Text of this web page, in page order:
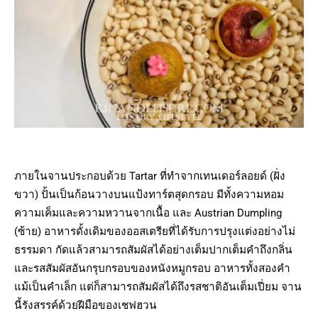
ภายในจานประกอบด้วย Tartar ที่ทำจากเทนเดอร์ลอยด์ (ฝั่ง
ขวา) ปั้นเป็นก้อนวางบนแป้งทาร์ตสุดกรอบ มีทั้งความหอม
ความเค็มและความหวานจากเนื้อ และ Austrian Dumpling
(ซ้าย) อาหารดั้งเดิมของออสเตรียที่ได้รับการปรุงแต่งอย่างไม่
ธรรมดา กัดแล้วสามารถสัมผัสได้อย่างเต็มปากเต็มคำถึงกลิ่น
และรสสัมผัสอันกรุบกรอบของหนังหมูกรอบ อาหารทั้งสองคำ
แม้เป็นคำเล็ก แต่ก็สามารถสัมผัสได้ถึงรสชาติอันเต็มเปี่ยม จาน
นี้รังสรรค์ด้วยฝีมือของเชฟฮวน